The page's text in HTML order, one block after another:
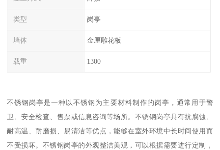
类型 岗亭
墙体 金厘雕花板
载重 1300
不锈钢岗亭是一种以不锈钢为主要材料制作的岗亭，通常用于警
卫、安全检查、售票或信息咨询等场所。不锈钢岗亭具有抗腐蚀、
耐高温、耐磨损、易清洁等优点，能够在室外环境中长时间使用而
不受损坏。不锈钢岗亭的外观整洁美观，可以根据需要进行定制，